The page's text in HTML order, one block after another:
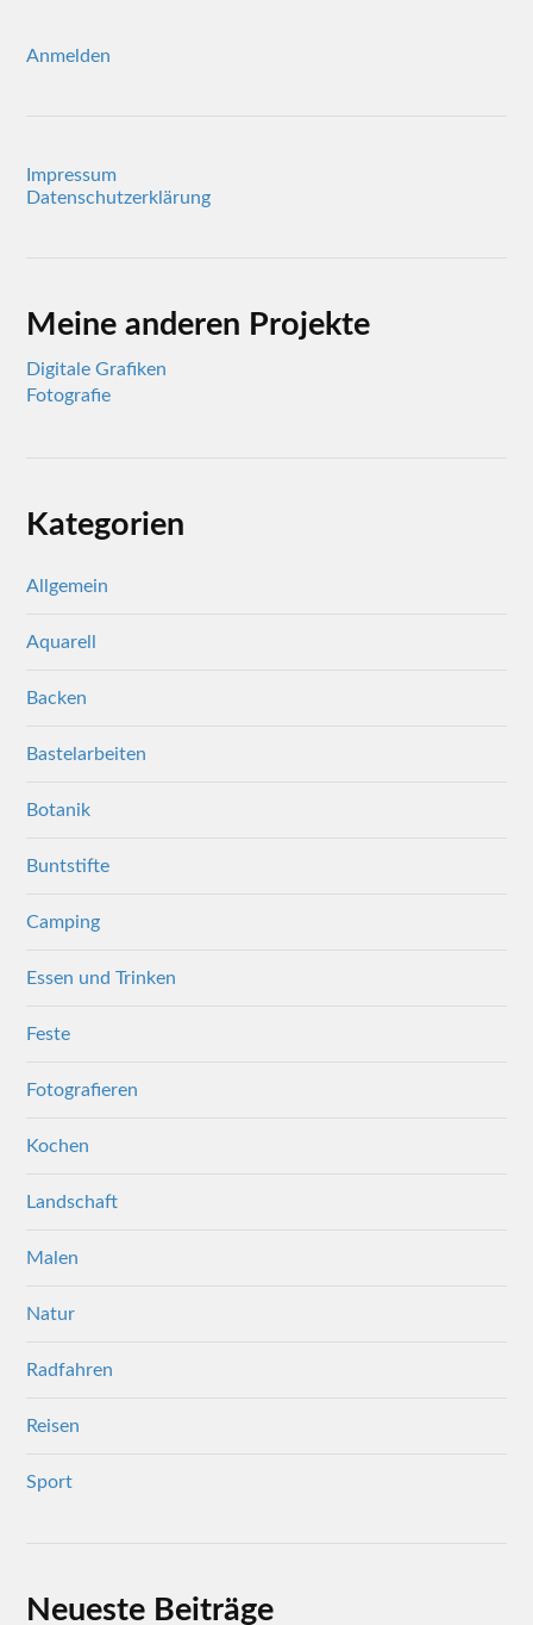
Anmelden
Impressum
Datenschutzerklärung
Meine anderen Projekte
Digitale Grafiken
Fotografie
Kategorien
Allgemein
Aquarell
Backen
Bastelarbeiten
Botanik
Buntstifte
Camping
Essen und Trinken
Feste
Fotografieren
Kochen
Landschaft
Malen
Natur
Radfahren
Reisen
Sport
Neueste Beiträge